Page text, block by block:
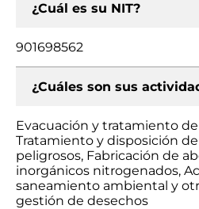
¿Cuál es su NIT?
901698562
¿Cuáles son sus
Evacuación y tratamiento
Tratamiento y disposición
peligrosos, Fabricación de
inorgánicos nitrogenados,
saneamiento ambiental y
gestión de desechos